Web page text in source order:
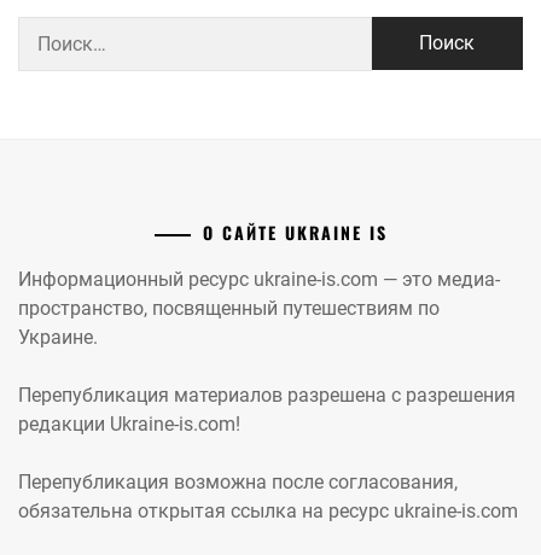
О САЙТЕ UKRAINE IS
Информационный ресурс ukraine-is.com — это медиа-
пространство, посвященный путешествиям по
Украине.
Перепубликация материалов разрешена с разрешения
редакции Ukraine-is.com!
Перепубликация возможна после согласования,
обязательна открытая ссылка на ресурс ukraine-is.com